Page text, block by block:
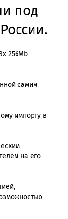
под
256Mb
самим
импорту в
на его